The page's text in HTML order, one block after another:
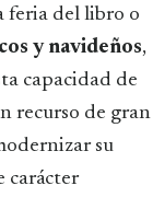
feria del libro o
y navideños,
capacidad de
recurso de gran
su
carácter